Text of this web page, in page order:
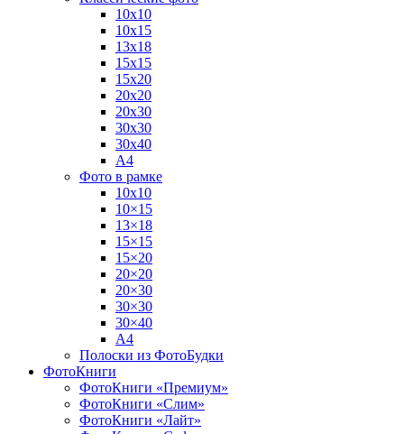
10х10
10х15
13х18
15х15
15х20
20х20
20х30
30х30
30х40
А4
Фото в рамке
10х10
10×15
13×18
15×15
15×20
20×20
20×30
30×30
30×40
A4
Полоски из ФотоБудки
ФотоКниги
ФотоКниги «Премиум»
ФотоКниги «Слим»
ФотоКниги «Лайт»